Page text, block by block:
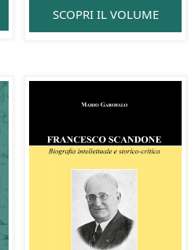
SCOPRI IL VOLUME